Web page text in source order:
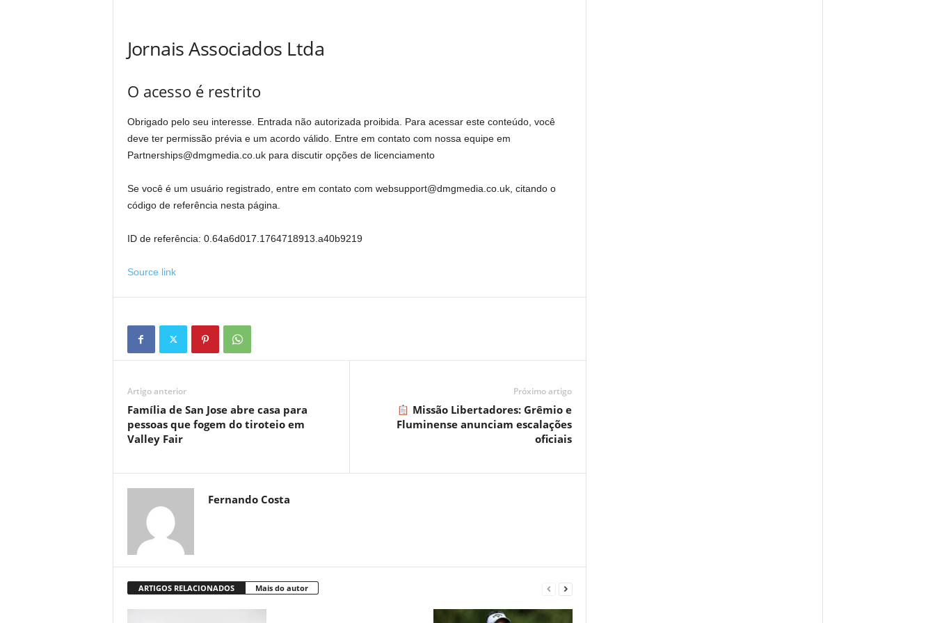
Jornais Associados Ltda
O acesso é restrito
Obrigado pelo seu interesse. Entrada não autorizada proibida. Para acessar este conteúdo, você
deve ter permissão prévia e um acordo válido. Entre em contato com nossa equipe em
Partnerships@dmgmedia.co.uk para discutir opções de licenciamento
Se você é um usuário registrado, entre em contato com websupport@dmgmedia.co.uk, citando o
código de referência nesta página.
ID de referência: 0.64a6d017.1764718913.a40b9219
Source link
Artigo anterior
Família de San Jose abre casa para
pessoas que fogem do tiroteio em
Valley Fair
Próximo artigo
Missão Libertadores: Grêmio e
Fluminense anunciam escalações
oficiais
Fernando Costa
ARTIGOS RELACIONADOS Mais do autor